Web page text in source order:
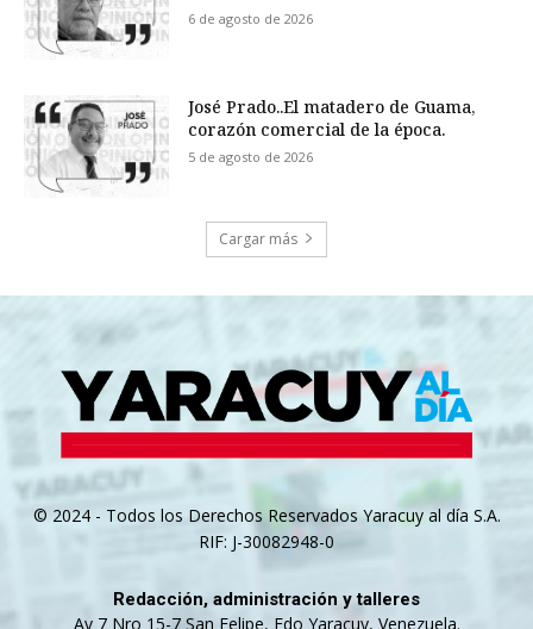
6 de agosto de 2026
José Prado..El matadero de Guama,
corazón comercial de la época.
5 de agosto de 2026
Cargar más
© 2024 - Todos los Derechos Reservados Yaracuy al día S.A.
RIF: J-30082948-0
Redacción, administración y talleres
Av 7 Nro 15-7 San Felipe, Edo Yaracuy, Venezuela.